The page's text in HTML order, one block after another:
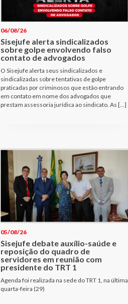
06/08/26
Sisejufe alerta sindicalizados
sobre golpe envolvendo falso
contato de advogados
O Sisejufe alerta seus sindicalizados e
sindicalizadas sobre tentativas de golpe
praticadas por criminosos que estão entrando
em contato em nome dos advogados que
prestam assessoria jurídica ao sindicato. As […]
05/08/26
Sisejufe debate auxílio-saúde e
reposição do quadro de
servidores em reunião com
presidente do TRT 1
Agenda foi realizada na sede do TRT 1, na última
quarta-feira (29)